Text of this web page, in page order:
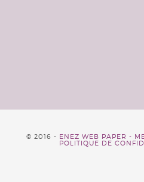
© 2016 - ENEZ WEB PAPER -
POLITIQUE DE